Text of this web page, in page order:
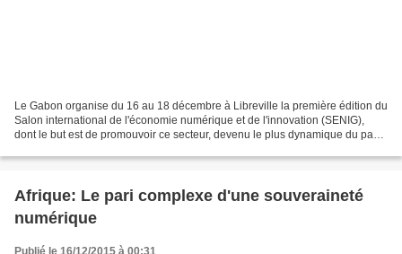
Le Gabon organise du 16 au 18 décembre à Libreville la première édition du
Salon international de l'économie numérique et de l'innovation (SENIG),
dont le but est de promouvoir ce secteur, devenu le plus dynamique du pays
Afrique: Le pari complexe d'une souveraineté
numérique
Publié le 16/12/2015 à 00:31